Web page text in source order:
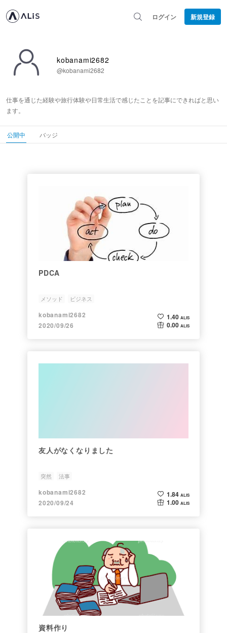
ログイン 新規登録
kobanami2682
@kobanami2682
仕事を通じた経験や旅行体験や日常生活で感じたことを記事にできればと思い
ます。
公開中 バッジ
PDCA
メソッド ビジネス
kobanami2682
2020/09/26
1.40 ALIS
0.00 ALIS
友人がなくなりました
突然 法事
kobanami2682
2020/09/24
1.84 ALIS
1.00 ALIS
資料作り